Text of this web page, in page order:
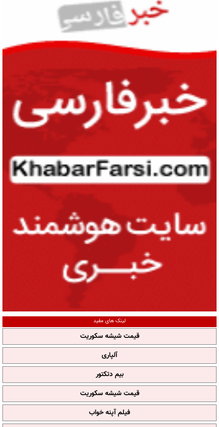
لینک های مفید
قیمت شیشه سکوریت
آلپاری
بیم دتکتور
قیمت شیشه سکوریت
فیلم آپنه خواب